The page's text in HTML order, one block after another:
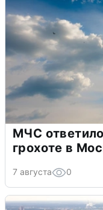
МЧС
грохоте в
7 августа 0